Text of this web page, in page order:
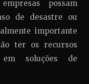
possam
de desastre ou
importante
ter os recursos
soluções de